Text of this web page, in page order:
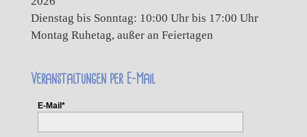
Dienstag bis Sonntag: 10:00 Uhr bis 17:00 Uhr
Montag Ruhetag, außer an Feiertagen
Veranstaltungen per E-Mail
E-Mail*